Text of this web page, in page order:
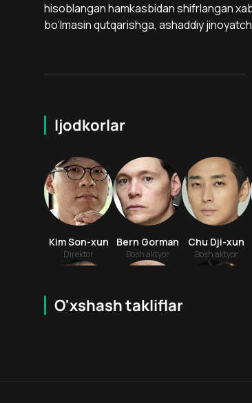
hisoblangan hamkasbidan shifrlangan
bo‘lmasin qutqarishga, ashaddiy
Ijodkorlar
Kim Son-xun
Direktor
Bern Gorman
Bosh aktyor
Chu Dji-xun
Bosh aktyor
O'xshash takliflar